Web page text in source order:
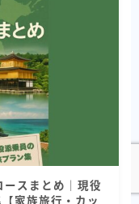
ースまとめ｜現役
家族旅行・カッ